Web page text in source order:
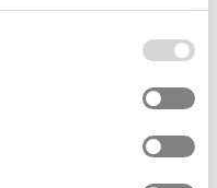
quali cookies ed
Per maggiori
momento le
Off
Plantilla